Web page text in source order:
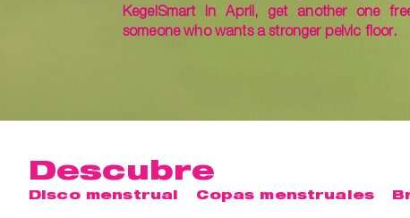
KegelSmart in April, get another one
someone who wants a stronger pelvic floor.
Descubre
Disco menstrual Copas menstruales